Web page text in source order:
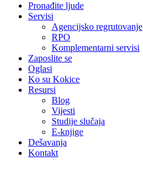
Pronađite ljude
Servisi
Agencijsko regrutovanje
RPO
Komplementarni servisi
Zaposlite se
Oglasi
Ko su Kokice
Resursi
Blog
Vijesti
Studije slučaja
E-knjige
Dešavanja
Kontakt